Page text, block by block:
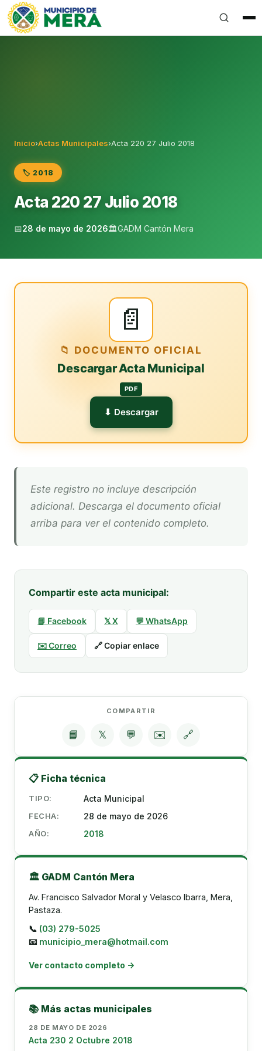
Gobierno Autónomo Descentralizado Municipal del
Inicio›Actas Municipales›Acta 220 27 Julio 2018
🏷️ 2018
Acta 220 27 Julio 2018
📅28 de mayo de 2026🏛️GADM Cantón Mera
📄
📁 DOCUMENTO OFICIAL
Descargar Acta Municipal
PDF
⬇ Descargar
Este registro no incluye descripción
adicional. Descarga el documento oficial
arriba para ver el contenido completo.
Compartir este acta municipal:
📘 Facebook 𝕏 X 💬 WhatsApp
✉️ Correo 🔗 Copiar enlace
COMPARTIR
📘 𝕏 💬 ✉️ 🔗
📋 Ficha técnica
TIPO: Acta Municipal
FECHA: 28 de mayo de 2026
AÑO: 2018
🏛️ GADM Cantón Mera
Av. Francisco Salvador Moral y Velasco Ibarra, Mera,
Pastaza.
📞 (03) 279-5025
📧 municipio_mera@hotmail.com
Ver contacto completo →
📚 Más actas municipales
28 DE MAYO DE 2026
Acta 230 2 Octubre 2018